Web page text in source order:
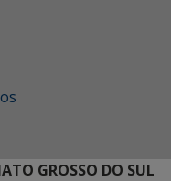
GROSSO DO SUL